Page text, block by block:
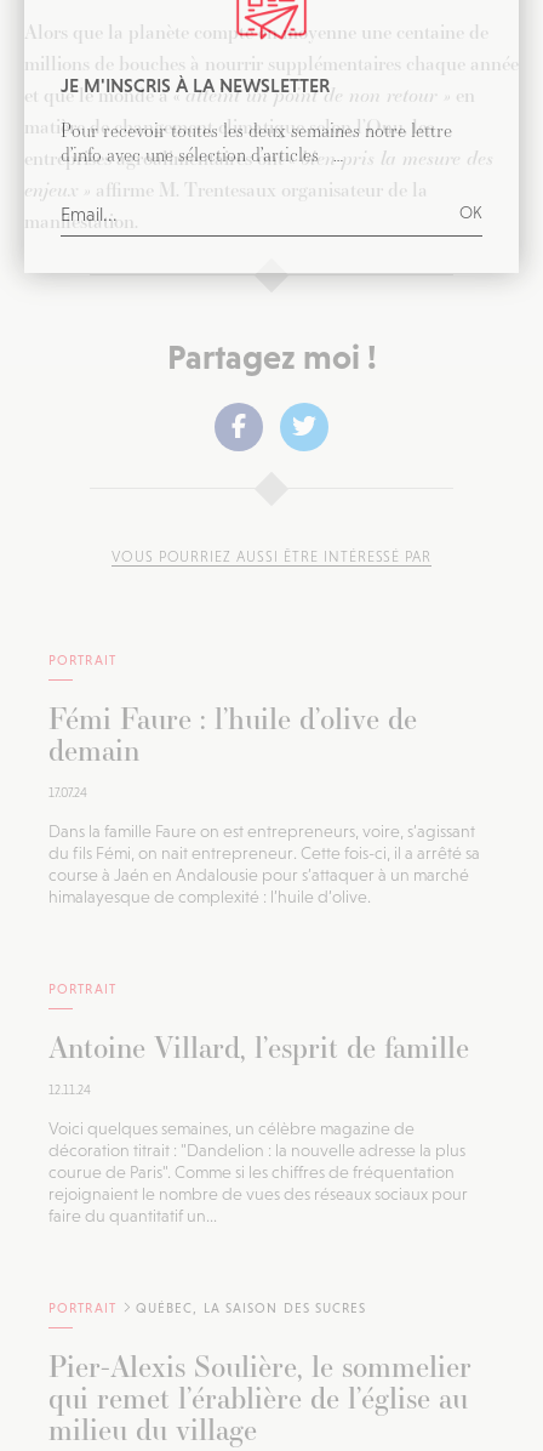
Alors que la planète compte en moyenne une centaine de
millions de bouches à nourrir supplémentaires chaque année
et que le monde a «atteint un point de non retour » en
matière de changement climatique selon l’Onu, les
entreprises agroalimentaires ont «bien pris la mesure des
enjeux » affirme M. Trentesaux organisateur de la
manifestation.
Partagez moi !
VOUS POURRIEZ AUSSI ÊTRE INTÉRESSÉ PAR
PORTRAIT
Fémi Faure : l’huile d’olive de
demain
17.07.24
Dans la famille Faure on est entrepreneurs, voire, s’agissant
du fils Fémi, on nait entrepreneur. Cette fois-ci, il a arrêté sa
course à Jaén en Andalousie pour s’attaquer à un marché
himalayesque de complexité : l’huile d’olive.
PORTRAIT
Antoine Villard, l’esprit de famille
12.11.24
Voici quelques semaines, un célèbre magazine de
décoration titrait : "Dandelion : la nouvelle adresse la plus
courue de Paris". Comme si les chiffres de fréquentation
rejoignaient le nombre de vues des réseaux sociaux pour
faire du quantitatif un...
PORTRAIT QUÉBEC, LA SAISON DES SUCRES
Pier-Alexis Soulière, le sommelier
qui remet l’érablière de l’église au
milieu du village
JE M'INSCRIS À LA NEWSLETTER
Pour recevoir toutes les deux semaines notre lettre
d’info avec une sélection d’articles …